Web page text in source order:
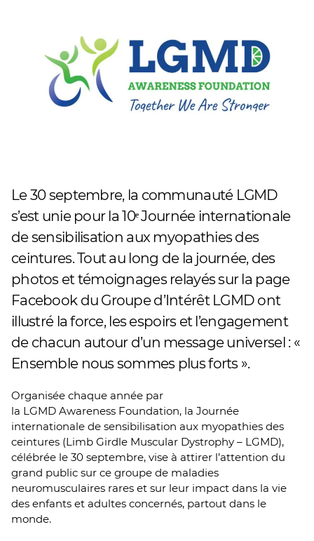
Le 30 septembre, la communauté LGMD
s’est unie pour la 10ᵉ Journée internationale
de sensibilisation aux myopathies des
ceintures. Tout au long de la journée, des
photos et témoignages relayés sur la page
Facebook du Groupe d’Intérêt LGMD ont
illustré la force, les espoirs et l’engagement
de chacun autour d’un message universel : «
Ensemble nous sommes plus forts ».
Organisée chaque année par
la LGMD Awareness Foundation, la Journée
internationale de sensibilisation aux myopathies des
ceintures (Limb Girdle Muscular Dystrophy – LGMD),
célébrée le 30 septembre, vise à attirer l’attention du
grand public sur ce groupe de maladies
neuromusculaires rares et sur leur impact dans la vie
des enfants et adultes concernés, partout dans le
monde.